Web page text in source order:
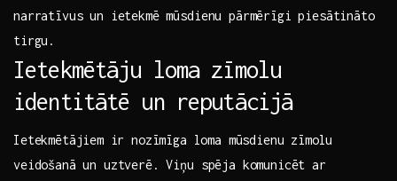
narratīvus un ietekmē mūsdienu pārmērīgi piesātināto‌
tirgu.
Ietekmētāju loma zīmolu
identitātē un reputācijā
Ietekmētājiem ⁣ir nozīmīga ⁤loma mūsdienu zīmolu⁣
veidošanā​ un uztverē. Viņu spēja ‌komunicēt‍ ar⁤